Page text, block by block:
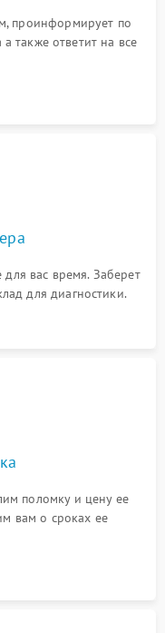
проинформирует по
также ответит на все
вас время. Заберет
для диагностики.
поломку и цену ее
вам о сроках ее